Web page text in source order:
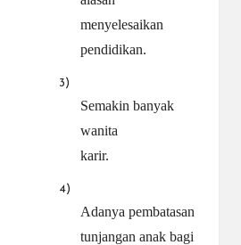
menyelesaikan
pendidikan.
3)
Semakin banyak
wanita
karir.
4)
Adanya pembatasan
tunjangan anak bagi